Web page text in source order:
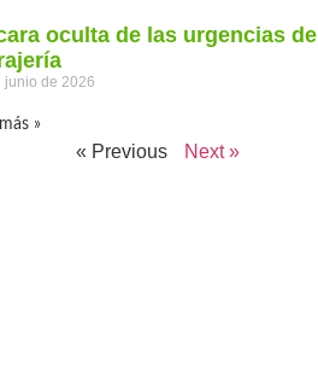
oculta de las urgencias de
junio de 2026
»
« Previous Next »